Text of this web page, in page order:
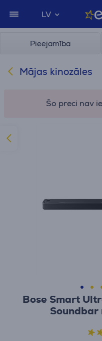
LV
Pieejamība
Mājas kinozāles
Šo preci nav
Bose Smart
Soundbar